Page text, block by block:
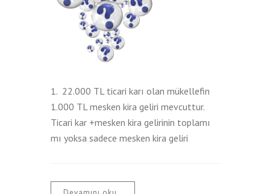
1. 22.000 TL ticari karı olan mükellefin
1.000 TL mesken kira geliri mevcuttur.
Ticari kar +mesken kira gelirinin toplamı
mı yoksa sadece mesken kira geliri